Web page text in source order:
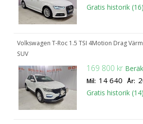
Gratis historik (16)
Volkswagen T-Roc 1.5 TSI 4Motion Drag
SUV
169 800 kr
Mil: 14 640 År:
Gratis historik (14)